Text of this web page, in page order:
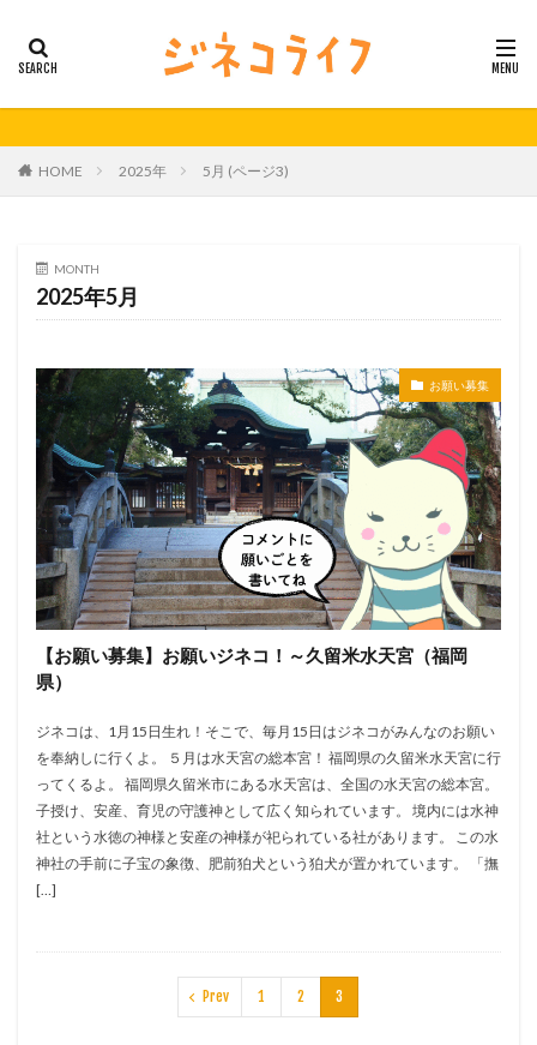
HOME 2025年 5月 (ページ3)
MONTH
2025年5月
お願い募集
【お願い募集】お願いジネコ！～久留米水天宮（福岡
県）
ジネコは、1月15日生れ！そこで、毎月15日はジネコがみんなのお願い
を奉納しに行くよ。 ５月は水天宮の総本宮！ 福岡県の久留米水天宮に行
ってくるよ。 福岡県久留米市にある水天宮は、全国の水天宮の総本宮。
子授け、安産、育児の守護神として広く知られています。 境内には水神
社という水徳の神様と安産の神様が祀られている社があります。 この水
神社の手前に子宝の象徴、肥前狛犬という狛犬が置かれています。 「撫
[…]
Prev 1 2 3
男性不妊